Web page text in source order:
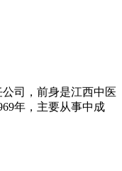
司，前身是江西中医
年，主要从事中成